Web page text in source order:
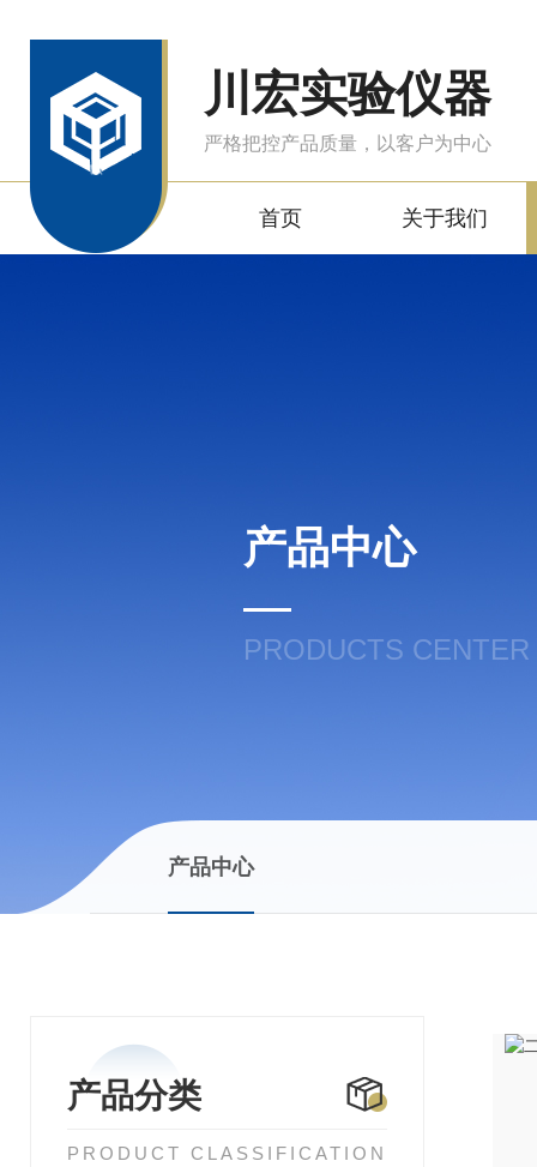
川宏实验仪器
严格把控产品质量，以客户为中心
首页 关于我们
产品中心
PRODUCTS CENTER
产品中心
产品分类
PRODUCT CLASSIFICATION